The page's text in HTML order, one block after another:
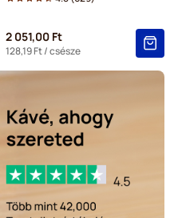
2 051,00 Ft
128,19 Ft/ csésze